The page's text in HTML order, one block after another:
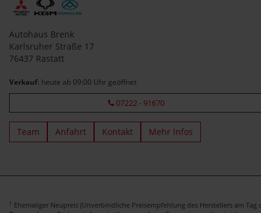
Autohaus Brenk
Karlsruher Straße 17
76437 Rastatt
Verkauf: heute ab 09:00 Uhr geöffnet
07222 - 91670
Team Anfahrt Kontakt Mehr Infos
1 Ehemaliger Neupreis (Unverbindliche Preisempfehlung des Herstellers am Tag